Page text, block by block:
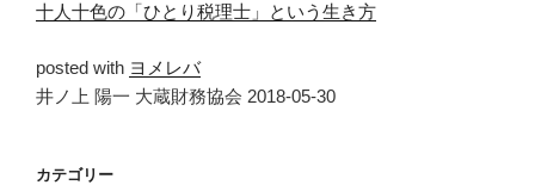
十人十色の「ひとり税理士」という生き方
posted with ヨメレバ
井ノ上 陽一 大蔵財務協会 2018-05-30
カテゴリー